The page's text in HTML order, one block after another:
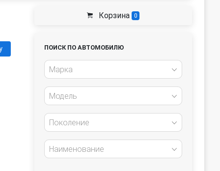
Корзина 0
ПОИСК ПО АВТОМОБИЛЮ
Марка
Модель
Поколение
Наименование